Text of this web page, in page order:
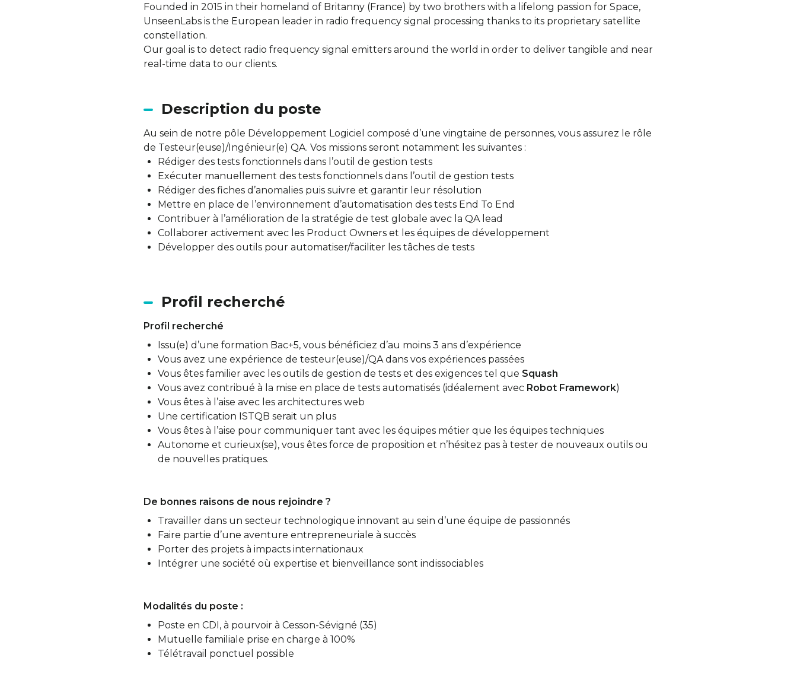
Founded in 2015 in their homeland of Britanny (France) by two brothers with a lifelong passion for Space,
UnseenLabs is the European leader in radio frequency signal processing thanks to its proprietary satellite
constellation.
Our goal is to detect radio frequency signal emitters around the world in order to deliver tangible and near
real-time data to our clients.
Description du poste
Au sein de notre pôle Développement Logiciel composé d’une vingtaine de personnes, vous assurez le rôle
de Testeur(euse)/Ingénieur(e) QA. Vos missions seront notamment les suivantes :
Rédiger des tests fonctionnels dans l’outil de gestion tests
Exécuter manuellement des tests fonctionnels dans l’outil de gestion tests
Rédiger des fiches d’anomalies puis suivre et garantir leur résolution
Mettre en place de l’environnement d’automatisation des tests End To End
Contribuer à l’amélioration de la stratégie de test globale avec la QA lead
Collaborer activement avec les Product Owners et les équipes de développement
Développer des outils pour automatiser/faciliter les tâches de tests
Profil recherché
Profil recherché
Issu(e) d’une formation Bac+5, vous bénéficiez d’au moins 3 ans d’expérience
Vous avez une expérience de testeur(euse)/QA dans vos expériences passées
Vous êtes familier avec les outils de gestion de tests et des exigences tel que Squash
Vous avez contribué à la mise en place de tests automatisés (idéalement avec Robot Framework)
Vous êtes à l’aise avec les architectures web
Une certification ISTQB serait un plus
Vous êtes à l’aise pour communiquer tant avec les équipes métier que les équipes techniques
Autonome et curieux(se), vous êtes force de proposition et n’hésitez pas à tester de nouveaux outils ou
de nouvelles pratiques.
De bonnes raisons de nous rejoindre ?
Travailler dans un secteur technologique innovant au sein d’une équipe de passionnés
Faire partie d’une aventure entrepreneuriale à succès
Porter des projets à impacts internationaux
Intégrer une société où expertise et bienveillance sont indissociables
Modalités du poste :
Poste en CDI, à pourvoir à Cesson-Sévigné (35)
Mutuelle familiale prise en charge à 100%
Télétravail ponctuel possible